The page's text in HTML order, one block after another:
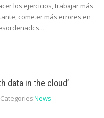
los ejercicios, trabajar más
cometer más errores en
data in the cloud”
News